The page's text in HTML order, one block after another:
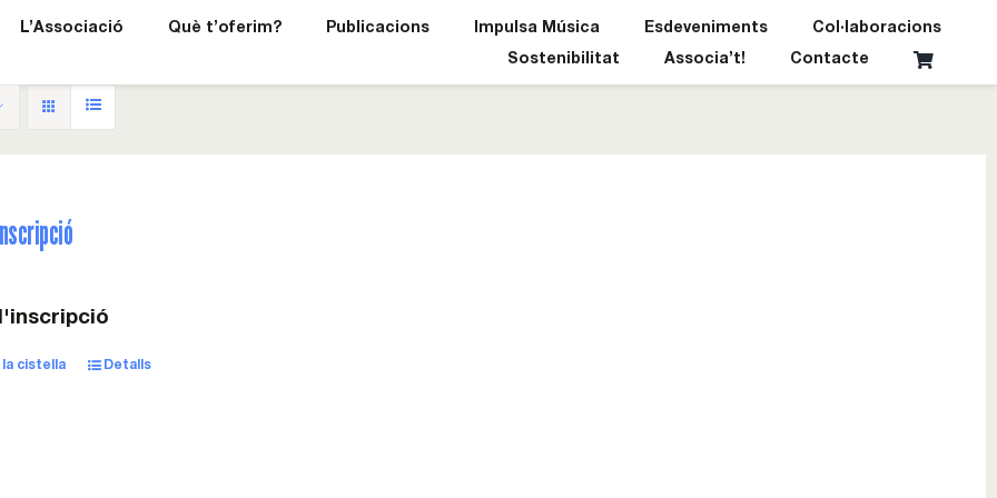
L’Associació Què t’oferim? Publicacions Impulsa Música Esdeveniments
Col·laboracions
Sostenibilitat
Associa’t! Contacte
la cistella Detalls